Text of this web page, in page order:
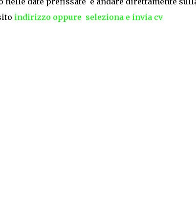
indirizzo oppure seleziona e invia cv